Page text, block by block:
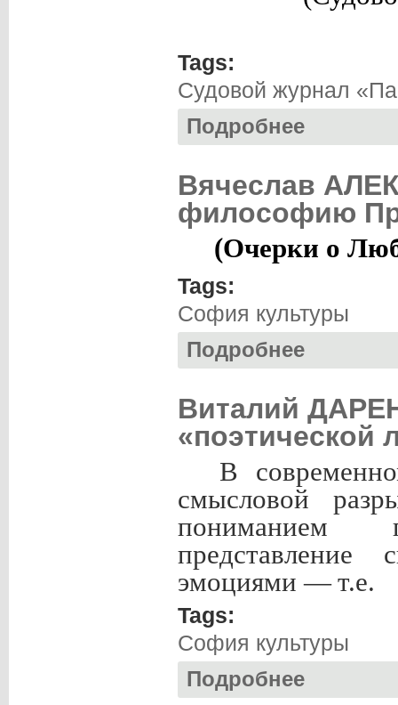
Tags:
Судовой журнал
Подробнее
Вячеслав
философию
(Очерки о
Tags:
София культуры
Подробнее
Виталий
«поэтической
В
смысловой
пониманием
эмоциями — т.е.
Tags:
София культуры
Подробнее